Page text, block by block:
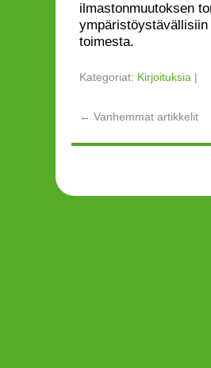
ilmastonmuutoksen
toimesta.
Kategoriat: Kirjoituksia |
← Vanhemmat artikkelit